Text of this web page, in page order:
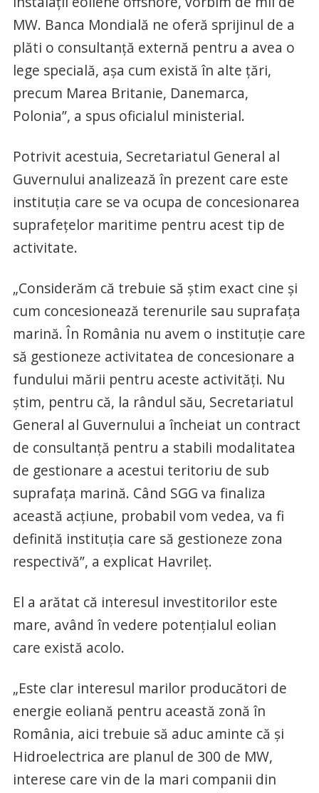
MW. Banca Mondială ne oferă sprijinul de a
plăti o consultanţă externă pentru a avea o
lege specială, aşa cum există în alte ţări,
precum Marea Britanie, Danemarca,
Polonia”, a spus oficialul ministerial.
Potrivit acestuia, Secretariatul General al
Guvernului analizează în prezent care este
instituţia care se va ocupa de concesionarea
suprafeţelor maritime pentru acest tip de
activitate.
„Considerăm că trebuie să ştim exact cine şi
cum concesionează terenurile sau suprafaţa
marină. În România nu avem o instituţie care
să gestioneze activitatea de concesionare a
fundului mării pentru aceste activităţi. Nu
ştim, pentru că, la rândul său, Secretariatul
General al Guvernului a încheiat un contract
de consultanţă pentru a stabili modalitatea
de gestionare a acestui teritoriu de sub
suprafaţa marină. Când SGG va finaliza
această acţiune, probabil vom vedea, va fi
definită instituţia care să gestioneze zona
respectivă”, a explicat Havrileţ.
El a arătat că interesul investitorilor este
mare, având în vedere potenţialul eolian
care există acolo.
„Este clar interesul marilor producători de
energie eoliană pentru această zonă în
România, aici trebuie să aduc aminte că şi
Hidroelectrica are planul de 300 de MW,
interese care vin de la mari companii din